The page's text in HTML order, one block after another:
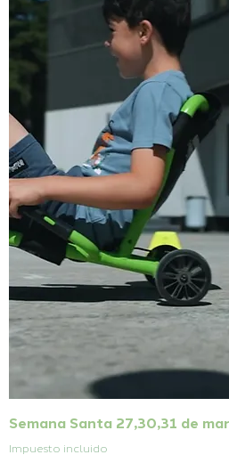
Semana Santa 27,30,31 de
Impuesto incluido